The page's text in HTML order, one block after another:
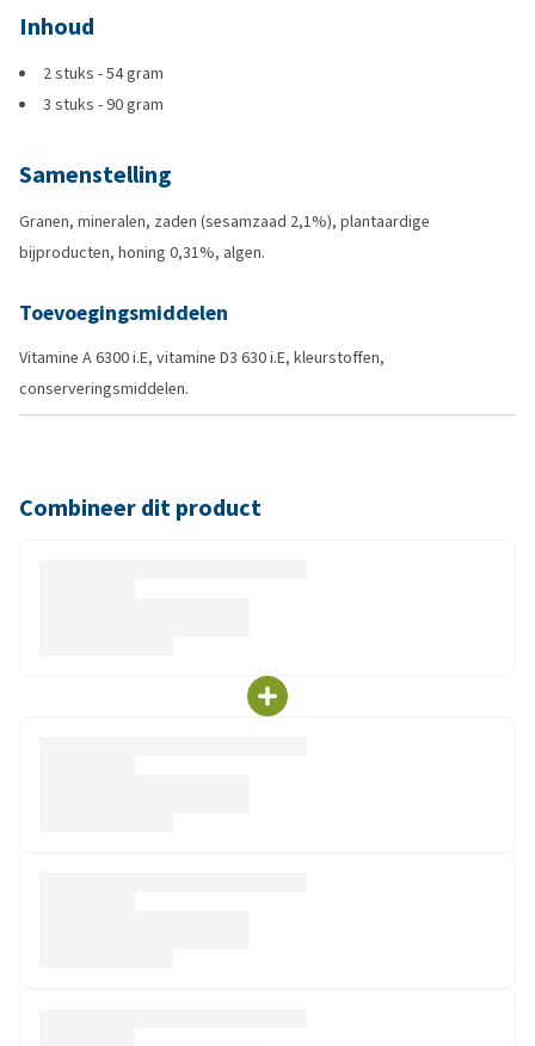
Inhoud
2 stuks - 54 gram
3 stuks - 90 gram
Samenstelling
Granen, mineralen, zaden (sesamzaad 2,1%), plantaardige
bijproducten, honing 0,31%, algen.
Toevoegingsmiddelen
Vitamine A 6300 i.E, vitamine D3 630 i.E, kleurstoffen,
conserveringsmiddelen.
Combineer dit product